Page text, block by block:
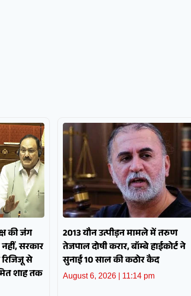
की जंग
सरकार
से
शाह तक
2013 यौन उत्पीड़न मामले में तरुण
तेजपाल दोषी करार, बॉम्बे हाईकोर्ट ने
सुनाई 10 साल की कठोर कैद
August 6, 2026 11:14 pm